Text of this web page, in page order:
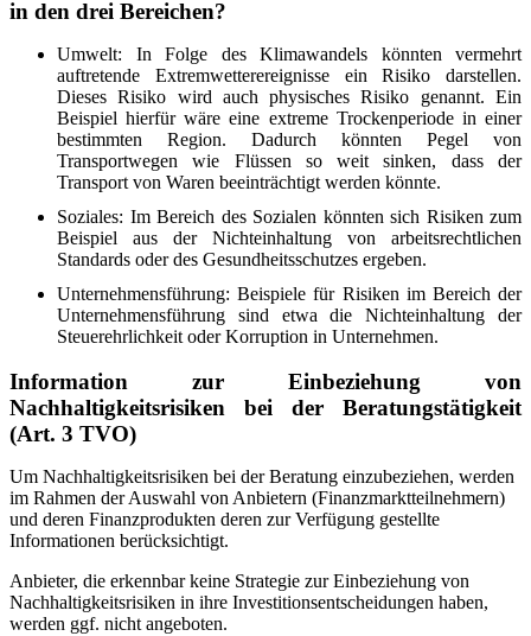
in den drei Bereichen?
Umwelt: In Folge des Klimawandels könnten vermehrt
auftretende Extremwetterereignisse ein Risiko darstellen.
Dieses Risiko wird auch physisches Risiko genannt. Ein
Beispiel hierfür wäre eine extreme Trockenperiode in einer
bestimmten Region. Dadurch könnten Pegel von
Transportwegen wie Flüssen so weit sinken, dass der
Transport von Waren beeinträchtigt werden könnte.
Soziales: Im Bereich des Sozialen könnten sich Risiken zum
Beispiel aus der Nichteinhaltung von arbeitsrechtlichen
Standards oder des Gesundheitsschutzes ergeben.
Unternehmensführung: Beispiele für Risiken im Bereich der
Unternehmensführung sind etwa die Nichteinhaltung der
Steuerehrlichkeit oder Korruption in Unternehmen.
Information zur Einbeziehung von
Nachhaltigkeitsrisiken bei der Beratungstätigkeit
(Art. 3 TVO)
Um Nachhaltigkeitsrisiken bei der Beratung einzubeziehen, werden
im Rahmen der Auswahl von Anbietern (Finanzmarktteilnehmern)
und deren Finanzprodukten deren zur Verfügung gestellte
Informationen berücksichtigt.
Anbieter, die erkennbar keine Strategie zur Einbeziehung von
Nachhaltigkeitsrisiken in ihre Investitionsentscheidungen haben,
werden ggf. nicht angeboten.